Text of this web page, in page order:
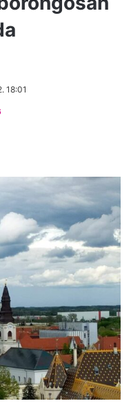
18:01